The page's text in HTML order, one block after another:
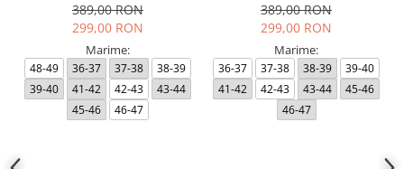
389,00 RON
299,00 RON
Marime:
48-49 36-37 37-38
38-39
39-40
41-42 42-43
43-44
45-46
46-47
389,00 RON
299,00 RON
Marime:
36-37 37-38 38-39
39-40
41-42
42-43 43-44
45-46
46-47